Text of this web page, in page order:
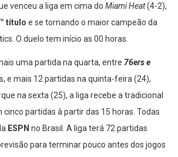
venceu a liga em cima do Miami Heat (4-2),
título e se tornando o maior campeão da
O duelo tem início as 00 horas.
uma partida na quarta, entre 76ers e
e mais 12 partidas na quinta-feira (24),
na sexta (25), a liga recebe a tradicional
cinco partidas à partir das 15 horas. Todas
ESPN no Brasil. A liga terá 72 partidas
para terminar pouco antes dos jogos